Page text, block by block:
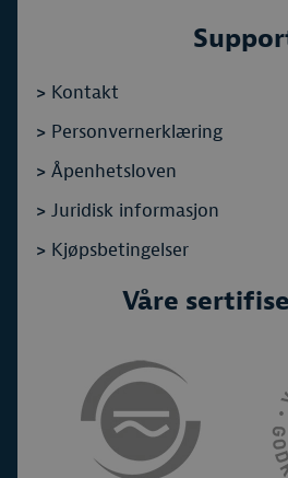
> Kontakt
> Personvernerklæring
> Åpenhetsloven
> Juridisk informasjon
> Kjøpsbetingelser
Våre